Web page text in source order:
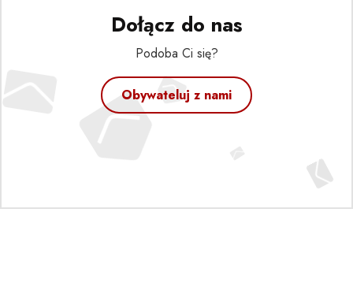
Dołącz do nas
Podoba Ci się?
Obywateluj z nami